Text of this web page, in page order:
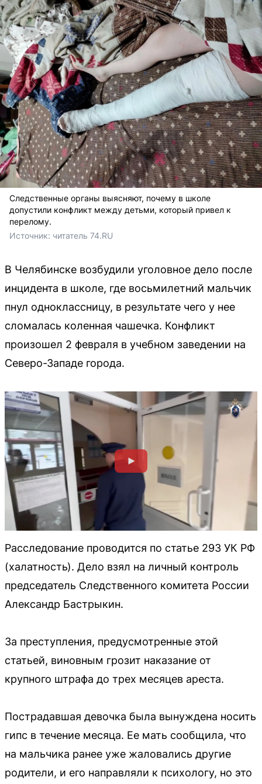
Следственные органы выясняют, почему в школе
допустили конфликт между детьми, который привел к
перелому.
Источник: читатель 74.RU
В Челябинске возбудили уголовное дело после
инцидента в школе, где восьмилетний мальчик
пнул одноклассницу, в результате чего у нее
сломалась коленная чашечка. Конфликт
произошел 2 февраля в учебном заведении на
Северо-Западе города.
Расследование проводится по статье 293 УК РФ
(халатность). Дело взял на личный контроль
председатель Следственного комитета России
Александр Бастрыкин.
За преступления, предусмотренные этой
статьей, виновным грозит наказание от
крупного штрафа до трех месяцев ареста.
Пострадавшая девочка была вынуждена носить
гипс в течение месяца. Ее мать сообщила, что
на мальчика ранее уже жаловались другие
родители, и его направляли к психологу, но это